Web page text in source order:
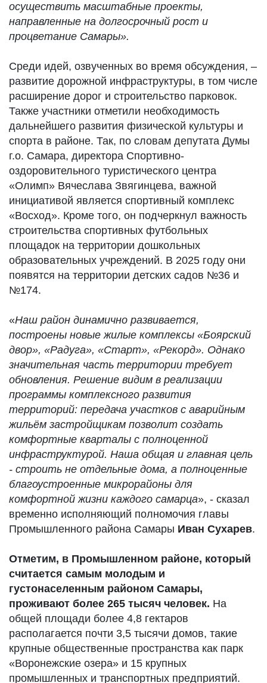
осуществить масштабные проекты,
направленные на долгосрочный рост и
процветание Самары».
Среди идей, озвученных во время обсуждения, –
развитие дорожной инфраструктуры, в том числе
расширение дорог и строительство парковок.
Также участники отметили необходимость
дальнейшего развития физической культуры и
спорта в районе. Так, по словам депутата Думы
г.о. Самара, директора Спортивно-
оздоровительного туристического центра
«Олимп» Вячеслава Звягинцева, важной
инициативой является спортивный комплекс
«Восход». Кроме того, он подчеркнул важность
строительства спортивных футбольных
площадок на территории дошкольных
образовательных учреждений. В 2025 году они
появятся на территории детских садов №36 и
№174.
«Наш район динамично развивается,
построены новые жилые комплексы «Боярский
двор», «Радуга», «Старт», «Рекорд». Однако
значительная часть территории требует
обновления. Решение видим в реализации
программы комплексного развития
территорий: передача участков с аварийным
жильём застройщикам позволит создать
комфортные кварталы с полноценной
инфраструктурой. Наша общая и главная цель
- строить не отдельные дома, а полноценные
благоустроенные микрорайоны для
комфортной жизни каждого самарца», - сказал
временно исполняющий полномочия главы
Промышленного района Самары Иван Сухарев.
Отметим, в Промышленном районе, который
считается самым молодым и
густонаселенным районом Самары,
проживают более 265 тысяч человек. На
общей площади более 4,8 гектаров
располагается почти 3,5 тысячи домов, такие
крупные общественные пространства как парк
«Воронежские озера» и 15 крупных
промышленных и транспортных предприятий.